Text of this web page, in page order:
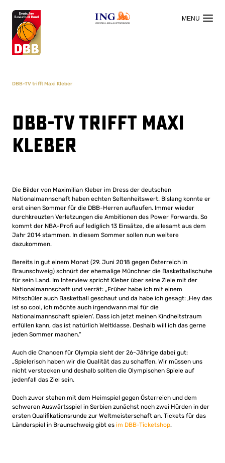
OFFIZIELLER HAUPTSPONSOR
DBB-TV trifft Maxi Kleber
DBB-TV trifft Maxi
Kleber
Die Bilder von Maximilian Kleber im Dress der deutschen
Nationalmannschaft haben echten Seltenheitswert. Bislang konnte er
erst einen Sommer für die DBB-Herren auflaufen. Immer wieder
durchkreuzten Verletzungen die Ambitionen des Power Forwards. So
kommt der NBA-Profi auf lediglich 13 Einsätze, die allesamt aus dem
Jahr 2014 stammen. In diesem Sommer sollen nun weitere
dazukommen.
Bereits in gut einem Monat (29. Juni 2018 gegen Österreich in
Braunschweig) schnürt der ehemalige Münchner die Basketballschuhe
für sein Land. Im Interview spricht Kleber über seine Ziele mit der
Nationalmannschaft und verrät: „Früher habe ich mit einem
Mitschüler auch Basketball geschaut und da habe ich gesagt: ‚Hey das
ist so cool, ich möchte auch irgendwann mal für die
Nationalmannschaft spielen‘. Dass ich jetzt meinen Kindheitstraum
erfüllen kann, das ist natürlich Weltklasse. Deshalb will ich das gerne
jeden Sommer machen.“
Auch die Chancen für Olympia sieht der 26-Jährige dabei gut:
„Spielerisch haben wir die Qualität das zu schaffen. Wir müssen uns
nicht verstecken und deshalb sollten die Olympischen Spiele auf
jedenfall das Ziel sein.
Doch zuvor stehen mit dem Heimspiel gegen Österreich und dem
schweren Auswärtsspiel in Serbien zunächst noch zwei Hürden in der
ersten Qualifikationsrunde zur Weltmeisterschaft an. Tickets für das
Länderspiel in Braunschweig gibt es im DBB-Ticketshop.